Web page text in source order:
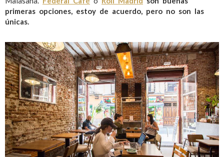
primeras opciones, estoy de acuerdo, pero no son las
únicas.